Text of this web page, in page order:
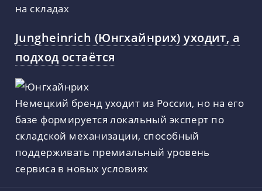
на складах
Jungheinrich (Юнгхайнрих) уходит, а
подход остаётся
Немецкий бренд уходит из России, но на его
базе формируется локальный эксперт по
складской механизации, способный
поддерживать премиальный уровень
сервиса в новых условиях